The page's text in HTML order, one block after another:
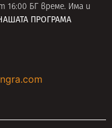
16:00 БГ време. Има и
ПРОГРАМА